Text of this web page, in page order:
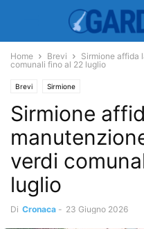
Home Brevi
Sirmione affida
comunali fino al 22 luglio
Brevi Sirmione
Sirmione
verdi
luglio
Di Cronaca - 23 Giugno 2026